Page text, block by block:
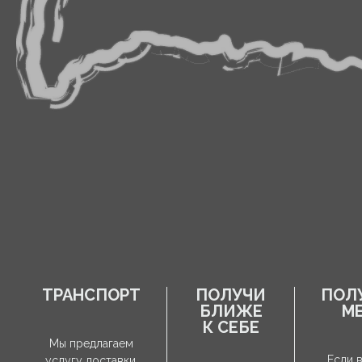
ТРАНСПОРТ
Мы предлагаем
ПОЛУЧИ
БЛИЖЕ
К СЕБЕ